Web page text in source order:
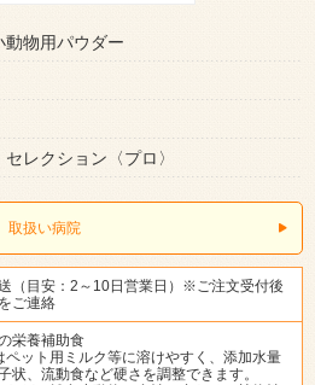
物用パウダー
レクション〈プロ〉
取扱い病院
（目安：2～10日営業日）※ご注文受付後
ご連絡
栄養補助食
ペット用ミルク等に溶けやすく、添加水量
状、流動食など硬さを調整できます。